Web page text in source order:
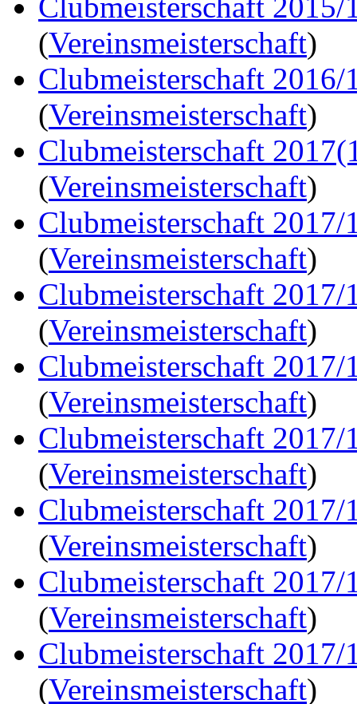
(Vereinsmeisterschaft)
Clubmeisterschaft 2016/
(Vereinsmeisterschaft)
Clubmeisterschaft
(Vereinsmeisterschaft)
Clubmeisterschaft 2017/
(Vereinsmeisterschaft)
Clubmeisterschaft 2017/
(Vereinsmeisterschaft)
Clubmeisterschaft 2017/
(Vereinsmeisterschaft)
Clubmeisterschaft 2017/
(Vereinsmeisterschaft)
Clubmeisterschaft 2017/
(Vereinsmeisterschaft)
Clubmeisterschaft 2017/
(Vereinsmeisterschaft)
Clubmeisterschaft 2017/
(Vereinsmeisterschaft)